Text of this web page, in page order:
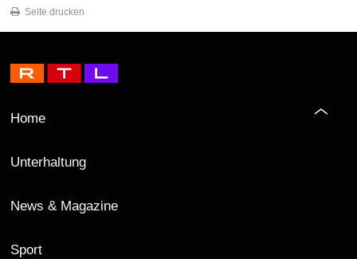
Seite drucken
Home
Unterhaltung
News & Magazine
Sport